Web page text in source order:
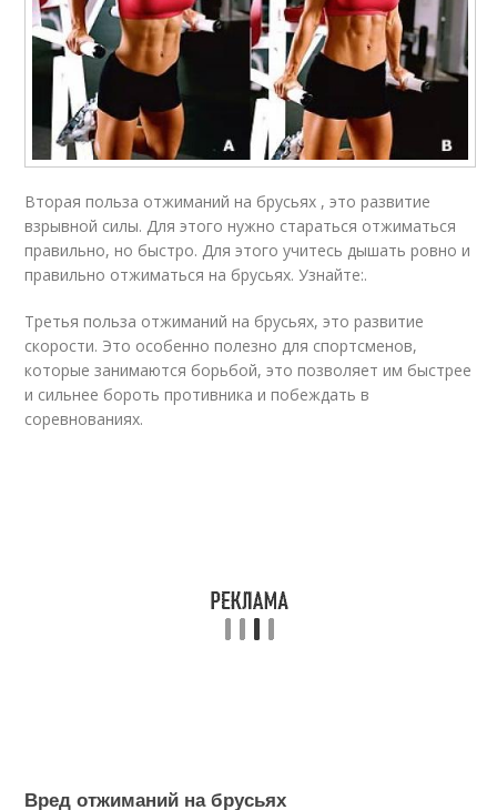
Вторая польза отжиманий на брусьях , это развитие
взрывной силы. Для этого нужно стараться отжиматься
правильно, но быстро. Для этого учитесь дышать ровно и
правильно отжиматься на брусьях. Узнайте:.
Третья польза отжиманий на брусьях, это развитие
скорости. Это особенно полезно для спортсменов,
которые занимаются борьбой, это позволяет им быстрее
и сильнее бороть противника и побеждать в
соревнованиях.
Вред отжиманий на брусьях